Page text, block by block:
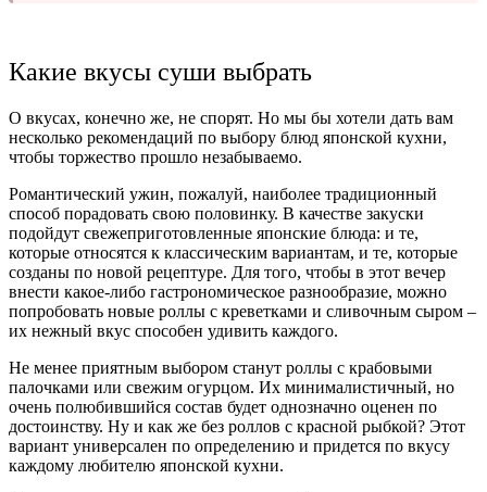
Какие вкусы суши выбрать
О вкусах, конечно же, не спорят. Но мы бы хотели дать вам
несколько рекомендаций по выбору блюд японской кухни,
чтобы торжество прошло незабываемо.
Романтический ужин, пожалуй, наиболее традиционный
способ порадовать свою половинку. В качестве закуски
подойдут свежеприготовленные японские блюда: и те,
которые относятся к классическим вариантам, и те, которые
созданы по новой рецептуре. Для того, чтобы в этот вечер
внести какое-либо гастрономическое разнообразие, можно
попробовать новые роллы с креветками и сливочным сыром –
их нежный вкус способен удивить каждого.
Не менее приятным выбором станут роллы с крабовыми
палочками или свежим огурцом. Их минималистичный, но
очень полюбившийся состав будет однозначно оценен по
достоинству. Ну и как же без роллов с красной рыбкой? Этот
вариант универсален по определению и придется по вкусу
каждому любителю японской кухни.